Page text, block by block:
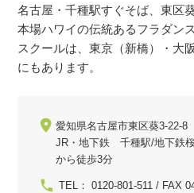
名古屋・千種駅すぐそば、東区
本場ハワイの伝統あるフラダン
スクールは、東京（新橋）・大
にもあります。
愛知県名古屋市東区葵3-22-
JR・地下鉄 千種駅/地下鉄
から徒歩3分
TEL： 0120-801-511 / FAX